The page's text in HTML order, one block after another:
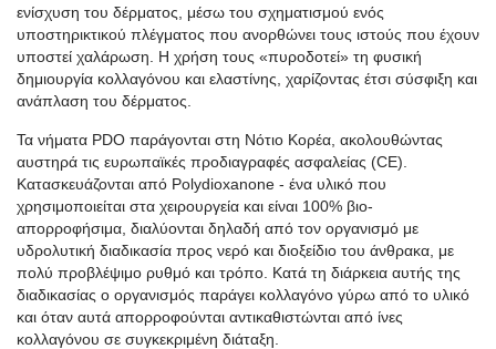
ενίσχυση του δέρματος, μέσω του σχηματισμού ενός
υποστηρικτικού πλέγματος που ανορθώνει τους ιστούς που έχουν
υποστεί χαλάρωση. Η χρήση τους «πυροδοτεί» τη φυσική
δημιουργία κολλαγόνου και ελαστίνης, χαρίζοντας έτσι σύσφιξη και
ανάπλαση του δέρματος.
Τα νήματα PDO παράγονται στη Νότιο Κορέα, ακολουθώντας
αυστηρά τις ευρωπαϊκές προδιαγραφές ασφαλείας (CE).
Κατασκευάζονται από Polydioxanone - ένα υλικό που
χρησιμοποιείται στα χειρουργεία και είναι 100% βιο-
απορροφήσιμα, διαλύονται δηλαδή από τον οργανισμό με
υδρολυτική διαδικασία προς νερό και διοξείδιο του άνθρακα, με
πολύ προβλέψιμο ρυθμό και τρόπο. Κατά τη διάρκεια αυτής της
διαδικασίας ο οργανισμός παράγει κολλαγόνο γύρω από το υλικό
και όταν αυτά απορροφούνται αντικαθιστώνται από ίνες
κολλαγόνου σε συγκεκριμένη διάταξη.